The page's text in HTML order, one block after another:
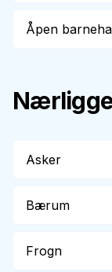
Åpen
Asker
Bærum
Frogn